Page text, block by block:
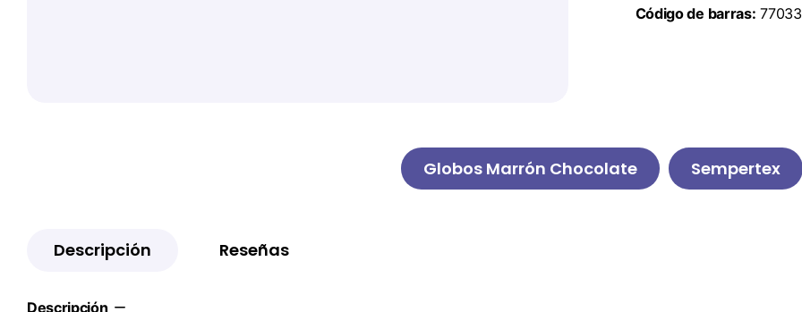
Código de barras:
Globos Marrón Chocolate Sempertex
Descripción Reseñas
Descripción